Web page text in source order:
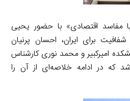
با مفاسد اقتصادی» با حضور یحیی
برای ایران، احسان پرنیان
امیرکبیر و محمد نوری کارشناس
شد که در ادامه خلاصه‌ای از آن را